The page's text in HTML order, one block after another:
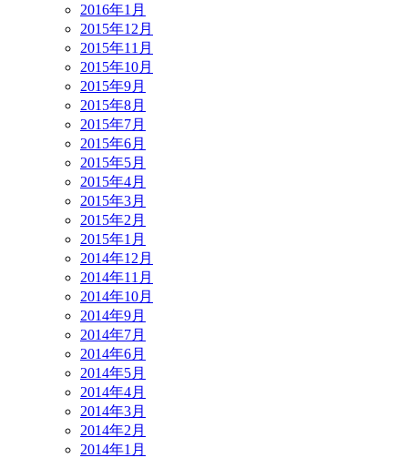
2016年1月
2015年12月
2015年11月
2015年10月
2015年9月
2015年8月
2015年7月
2015年6月
2015年5月
2015年4月
2015年3月
2015年2月
2015年1月
2014年12月
2014年11月
2014年10月
2014年9月
2014年7月
2014年6月
2014年5月
2014年4月
2014年3月
2014年2月
2014年1月